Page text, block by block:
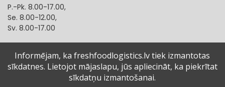
P.-Pk. 8.00-17.00,
Se. 8.00-12.00,
Sv. 8.00-17.00
Aļona Gadzāne
+371 27321584
Informējam, ka freshfoodlogistics.lv tiek izmantotas
sīkdatnes. Lietojot mājaslapu, jūs apliecināt, ka piekrītat
sīkdatņu izmantošanai.